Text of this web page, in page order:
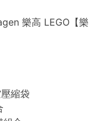
樂高 LEGO【樂
縮袋